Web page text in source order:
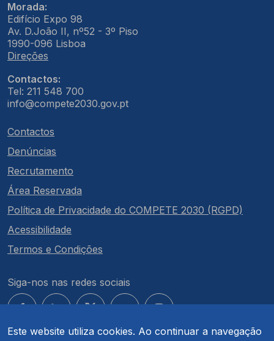
Este website utiliza cookies. Ao continuar a navegação
Morada:
Edifício Expo 98
Av. D.João II, nº52 - 3º Piso
1990-096 Lisboa
Direções
Contactos:
Tel: 211 548 700
info@compete2030.gov.pt
Contactos
Denúncias
Recrutamento
Área Reservada
Política de Privacidade do COMPETE 2030 (RGPD)
Acessibilidade
Termos e Condições
Siga-nos nas redes sociais